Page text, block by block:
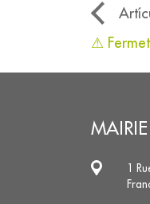
⚠
MAIRIE
1